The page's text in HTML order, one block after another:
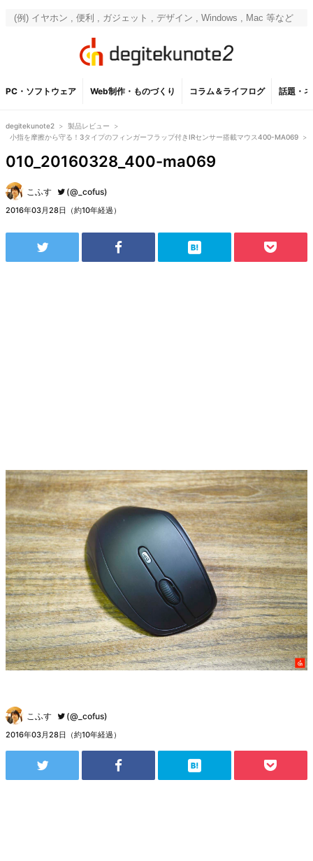
PC・ソフトウェア Web制作・ものづくり コラム＆ライフログ 話題・
degitekunote2 > 製品レビュー
>
小指を摩擦から守る！3タイプのフィンガーフラップ付きIRセンサー搭載マウス400-MA069 >
010_20160328_400-ma069
こふす (@_cofus)
2016年03月28日（約10年経過）
こふす (@_cofus)
2016年03月28日（約10年経過）